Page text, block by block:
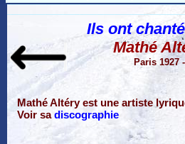
Ils ont
Mathé
Paris 1927 -
Mathé Altéry est une artiste
Voir sadiscographie